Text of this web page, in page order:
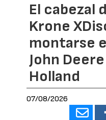
El cabezal
Krone
montarse
John
Holland
07/08/2026